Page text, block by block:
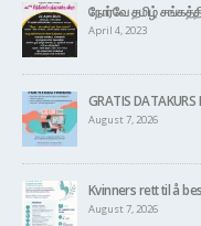
நோர்வே தமிழ்
April 4, 2023
GRATIS DATAKURS
August 7, 2026
Kvinners rett til å
August 7, 2026